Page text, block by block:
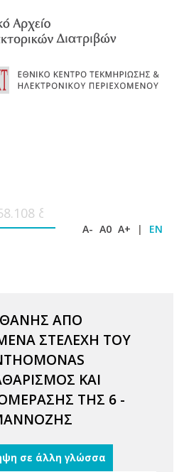
A- A0 A+ | EN
ΑΠΟ
ΣΤΕΛΕΧΗ ΤΟΥ
ΚΑΙ
ΤΗΣ 6 -
σε άλλη γλώσσα